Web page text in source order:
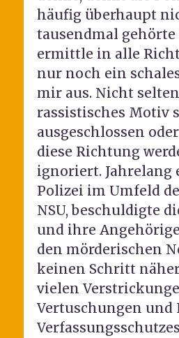
häufig überhaupt
tausendmal gehörte
ermittle in alle
nur noch ein
mir aus. Nicht
rassistisches Motiv
ausgeschlossen
diese Richtung
ignoriert. Jahrelang
Polizei im Umfeld
NSU, beschuldigte
und ihre
den mörderischen
keinen Schritt
vielen
Vertuschungen und